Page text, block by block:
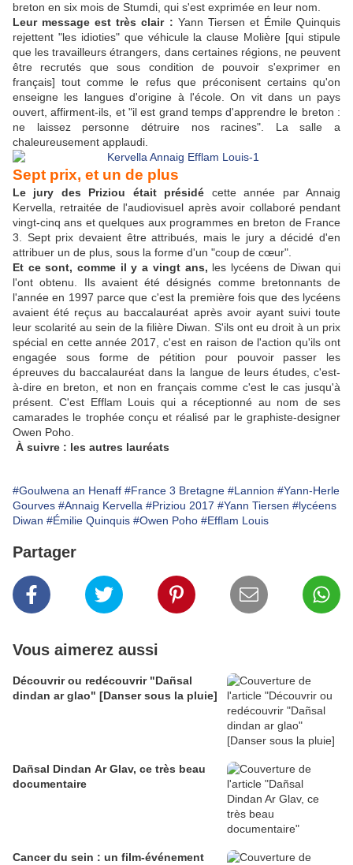
breton en six mois de Stumdi, qui s'est exprimée en leur nom.
Leur message est très clair : Yann Tiersen et Émile Quinquis
rejettent "les idioties" que véhicule la clause Molière [qui stipule
que les travailleurs étrangers, dans certaines régions, ne peuvent
être recrutés que sous condition de pouvoir s'exprimer en
français] tout comme le refus que préconisent certains qu'on
enseigne les langues d'origine à l'école. On vit dans un pays
ouvert, affirment-ils, et "il est grand temps d'apprendre le breton :
ne laissez personne détruire nos racines". La salle a
chaleureusement applaudi.
Sept prix, et un de plus
Le jury des Priziou était présidé cette année par Annaig
Kervella, retraitée de l'audiovisuel après avoir collaboré pendant
vingt-cinq ans et quelques aux programmes en breton de France
3. Sept prix devaient être attribués, mais le jury a décidé d'en
attribuer un de plus, sous la forme d'un "coup de cœur".
Et ce sont, comme il y a vingt ans, les lycéens de Diwan qui
l'ont obtenu. Ils avaient été désignés comme bretonnants de
l'année en 1997 parce que c'est la première fois que des lycéens
avaient été reçus au baccalauréat après avoir ayant suivi toute
leur scolarité au sein de la filière Diwan. S'ils ont eu droit à un prix
spécial en cette année 2017, c'est en raison de l'action qu'ils ont
engagée sous forme de pétition pour pouvoir passer les
épreuves du baccalauréat dans la langue de leurs études, c'est-
à-dire en breton, et non en français comme c'est le cas jusqu'à
présent. C'est Efflam Louis qui a réceptionné au nom de ses
camarades le trophée conçu et réalisé par le graphiste-designer
Owen Poho.
À suivre : les autres lauréats
#Goulwena an Henaff #France 3 Bretagne #Lannion #Yann-Herle
Gourves #Annaig Kervella #Priziou 2017 #Yann Tiersen #lycéens
Diwan #Émilie Quinquis #Owen Poho #Efflam Louis
Partager
Vous aimerez aussi
Découvrir ou redécouvrir "Dañsal
dindan ar glao" [Danser sous la pluie]
Dañsal Dindan Ar Glav, ce très beau
documentaire
Cancer du sein : un film-événement